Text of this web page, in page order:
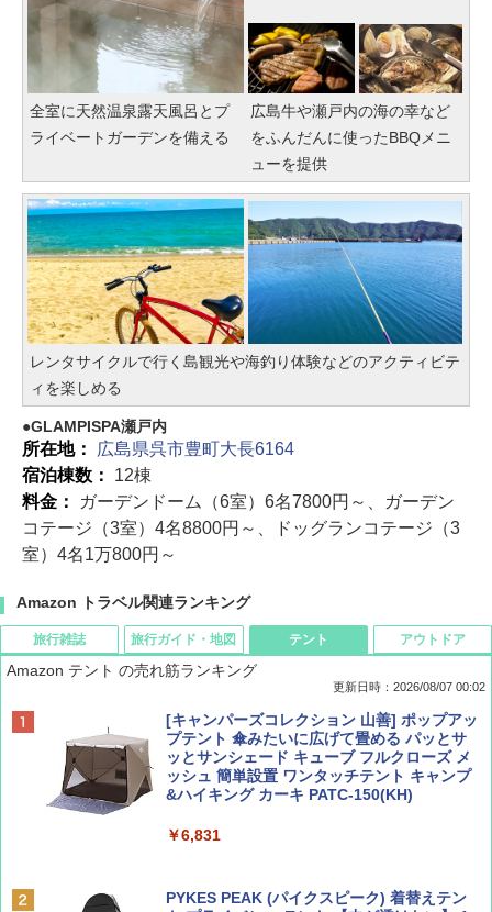
全室に天然温泉露天風呂とプ
ライベートガーデンを備える
広島牛や瀬戸内の海の幸など
をふんだんに使ったBBQメニ
ューを提供
レンタサイクルで行く島観光や海釣り体験などのアクティビテ
ィを楽しめる
GLAMPISPA瀬戸内
所在地：
広島県呉市豊町大長6164
宿泊棟数： 12棟
料金：
ガーデンドーム（6室）6名7800円～、ガーデン
コテージ（3室）4名8800円～、ドッグランコテージ（3
室）4名1万800円～
Amazon トラベル関連ランキング
旅行雑誌
ディズニーファン ２０２６年 ９月号 [雑
誌] (ＤＩＳＮＥＹ ＦＡＮ)
￥713
旅行ガイド・地図
D40 地球の歩き方 チェンマイ タイ北部の魅
力的な町 2026～2027 地球の歩き方D アジア
￥2,079
テント
Amazon テント の売れ筋ランキング
更新日時：2026/08/07 00:02
[キャンパーズコレクション 山善] ポップアッ
プテント 傘みたいに広げて畳める パッとサ
ッとサンシェード キューブ フルクローズ メ
ッシュ 簡単設置 ワンタッチテント キャンプ
&ハイキング カーキ PATC-150(KH)
￥6,831
PYKES PEAK (パイクスピーク) 着替えテン
アウトドア